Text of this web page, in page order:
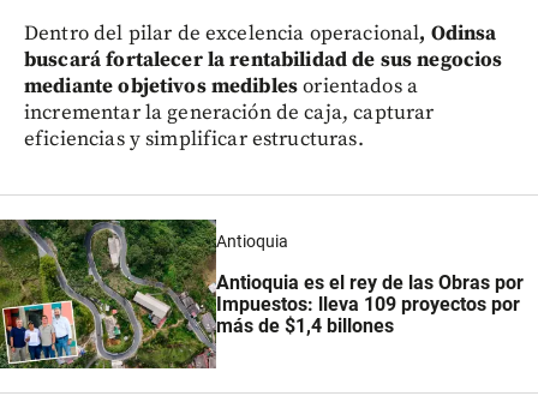
Dentro del pilar de excelencia operacional, Odinsa
buscará fortalecer la rentabilidad de sus negocios
mediante objetivos mediblesorientados a
incrementar la generación de caja, capturar
eficiencias y simplificar estructuras.
Antioquia
Antioquia es el rey de las Obras por
Impuestos: lleva 109 proyectos por
más de $1,4 billones